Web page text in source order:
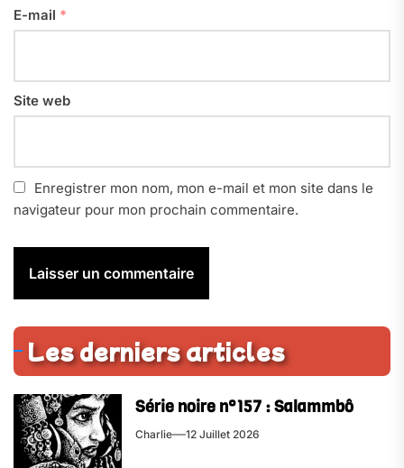
E-mail *
Site web
Enregistrer mon nom, mon e-mail et mon site dans le
navigateur pour mon prochain commentaire.
Les derniers articles
Série noire n°157 : Salammbô
Charlie 12 Juillet 2026